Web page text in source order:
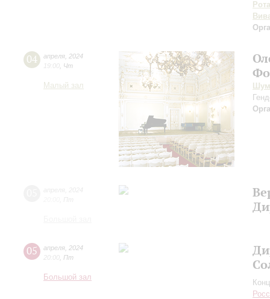
Рота
04 апреля 2024
19:00 Чт
Малый зал
05 апреля 2024
20:00 Пт
Большой зал